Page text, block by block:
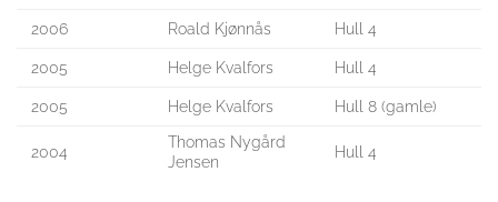
2006 Roald Kjønnås Hull 4
2005 Helge Kvalfors Hull 4
2005 Helge Kvalfors Hull 8 (gamle)
2004
Thomas Nygård
Jensen
Hull 4